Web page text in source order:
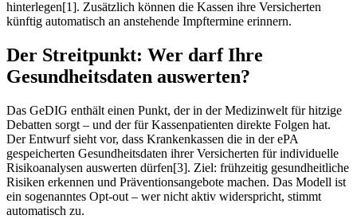
hinterlegen[1]. Zusätzlich können die Kassen ihre Versicherten
künftig automatisch an anstehende Impftermine erinnern.
Der Streitpunkt: Wer darf Ihre
Gesundheitsdaten auswerten?
Das GeDIG enthält einen Punkt, der in der Medizinwelt für hitzige
Debatten sorgt – und der für Kassenpatienten direkte Folgen hat.
Der Entwurf sieht vor, dass Krankenkassen die in der ePA
gespeicherten Gesundheitsdaten ihrer Versicherten für individuelle
Risikoanalysen auswerten dürfen[3]. Ziel: frühzeitig gesundheitliche
Risiken erkennen und Präventionsangebote machen. Das Modell ist
ein sogenanntes Opt-out – wer nicht aktiv widerspricht, stimmt
automatisch zu.